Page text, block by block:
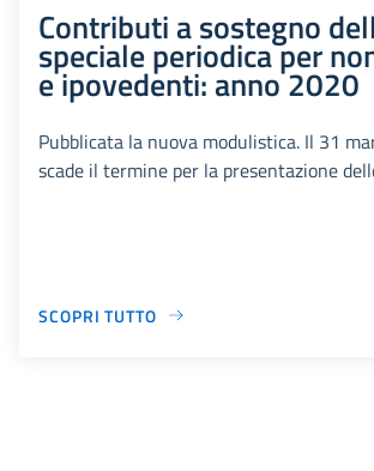
Contributi a sostegno
speciale periodica per
e ipovedenti: anno 2020
Pubblicata la nuova modulistica. Il 31
scade il termine per la presentazione
SCOPRI TUTTO